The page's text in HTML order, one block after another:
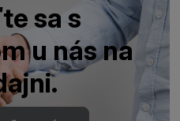
sa s
u nás na